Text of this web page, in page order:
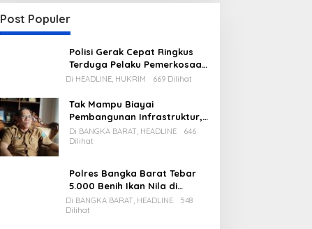
Post Populer
Polisi Gerak Cepat Ringkus
Terduga Pelaku Pemerkosaan
di Kecamatan Mentok
Di HEADLINE, HUKRIM 669 Dilihat
Tak Mampu Biayai
Pembangunan Infrastruktur,
Pemda Babar Rencana Utang
Rp65 M
Di BANGKA BARAT, HEADLINE
646
Dilihat
Polres Bangka Barat Tebar
5.000 Benih Ikan Nila di
Bozem Kampung Iklim
Di BANGKA BARAT, HEADLINE
548
Dilihat